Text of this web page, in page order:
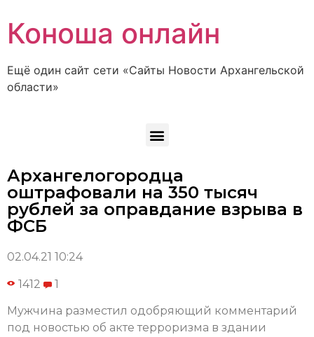
Коноша онлайн
Ещё один сайт сети «Сайты Новости Архангельской
области»
Архангелогородца
оштрафовали на 350 тысяч
рублей за оправдание взрыва в
ФСБ
02.04.21 10:24
1412 1
Мужчина разместил одобряющий комментарий
под новостью об акте терроризма в здании